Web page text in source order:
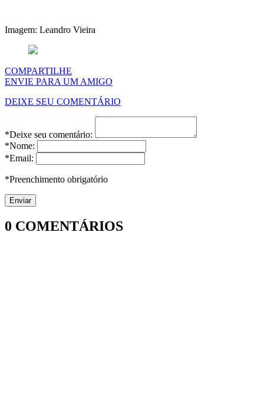
Imagem: Leandro Vieira
COMPARTILHE
ENVIE PARA UM AMIGO
DEIXE SEU COMENTÁRIO
*Deixe seu comentário:
*Nome:
*Email:
*Preenchimento obrigatório
0 COMENTÁRIOS